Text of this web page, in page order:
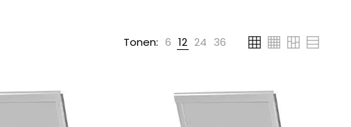
Tonen: 6 12 24 36